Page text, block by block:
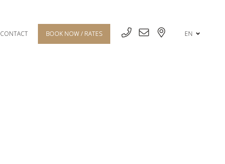
CONTACT BOOK NOW / RATES EN